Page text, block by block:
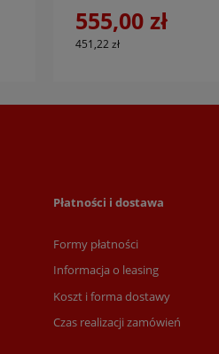
555,00 zł
451,22 zł
Płatności i dostawa
Formy płatności
Informacja o leasing
Koszt i forma dostawy
Czas realizacji zamówień